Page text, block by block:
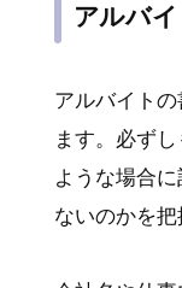
アルバ
アルバイト
ます。必ず
ような場合
ないのかを把